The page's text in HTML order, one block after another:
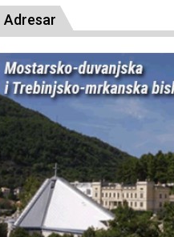
Adresar